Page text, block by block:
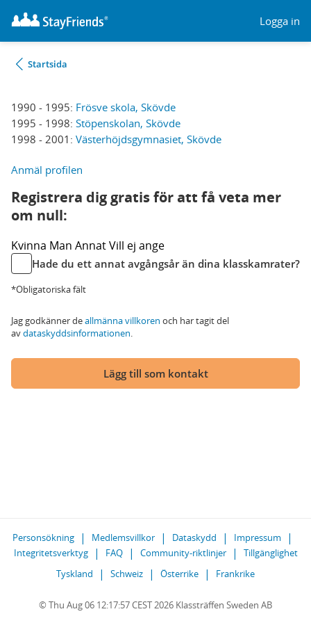
Logga in
Startsida
1990 - 1995: Frösve skola, Skövde
1995 - 1998: Stöpenskolan, Skövde
1998 - 2001: Västerhöjdsgymnasiet, Skövde
Anmäl profilen
Registrera dig gratis för att få veta mer
om null:
Kvinna Man AnnatVill ej ange
Hade du ett annat avgångsår än dina klasskamrater?
*Obligatoriska fält
Jag godkänner deallmänna villkoren och har tagit del
avdataskyddsinformationen.
Lägg till som kontakt
Personsökning Medlemsvillkor Dataskydd
Impressum
Integritetsverktyg
FAQ Community-riktlinjer
Tillgänglighet
Tyskland
Schweiz Österrike Frankrike
© Thu Aug 06 12:17:57 CEST 2026 Klassträffen Sweden AB